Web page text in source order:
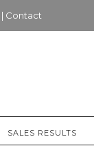
| Contact
SALES RESULTS